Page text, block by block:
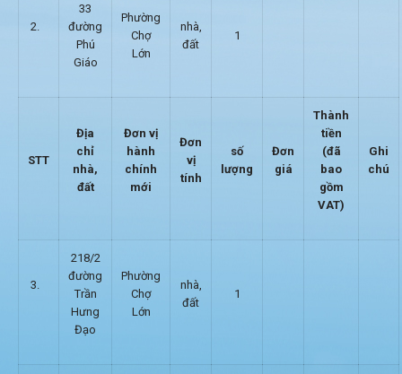
2.
33
đường
Phú
Giáo
Phường
Chợ
Lớn
nhà,
đất
1
STT
Địa
chỉ
nhà,
đất
Đơn vị
hành
chính
mới
Đơn
vị
tính
số
lượng
Đơn
giá
Thành
tiền
(đã
bao
gồm
VAT)
Ghi
chú
3.
218/2
đường
Trần
Hưng
Đạo
Phường
Chợ
Lớn
nhà,
đất
1